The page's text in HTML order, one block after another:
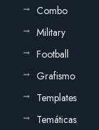
Combo
Military
Football
Grafismo
Templates
Temáticas